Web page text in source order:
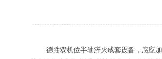
德胜双机位半轴淬火成套设备，感应加